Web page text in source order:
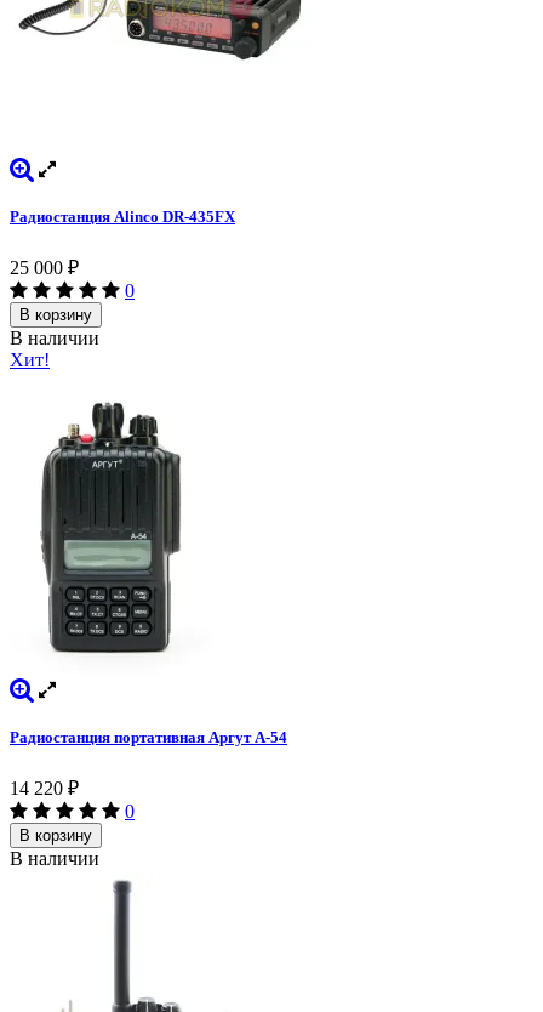
Радиостанция Alinco DR-435FX
25 000 ₽
0
В корзину
В наличии
Хит!
Радиостанция портативная Аргут А-54
14 220 ₽
0
В корзину
В наличии